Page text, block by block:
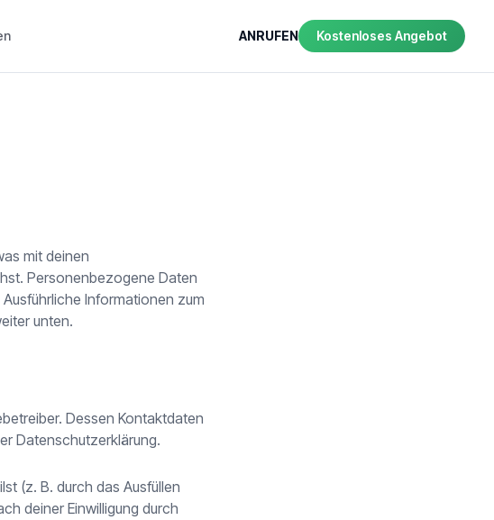
ANRUFEN Kostenloses Angebot
mit deinen
Personenbezogene Daten
Informationen zum
unten.
Dessen Kontaktdaten
Datenschutzerklärung.
(z. B. durch das Ausfüllen
deiner Einwilligung durch